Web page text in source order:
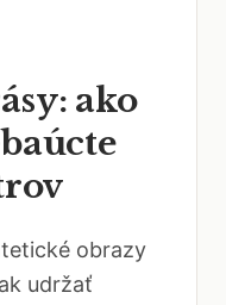
ako
obrazy
udržať